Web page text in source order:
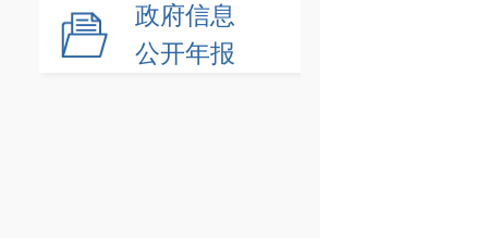
政府信息
公开年报